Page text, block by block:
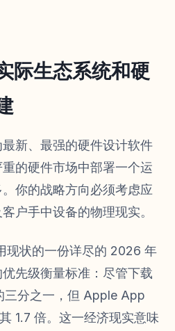
际生态系统和硬
新、最强的硬件设计软件
的硬件市场中部署一个运
你的战略方向必须考虑应
户手中设备的物理现实。
现状的一份详尽的 2026 年
先级衡量标准：尽管下载
三分之一，但 Apple App
1.7 倍。这一经济现实意味